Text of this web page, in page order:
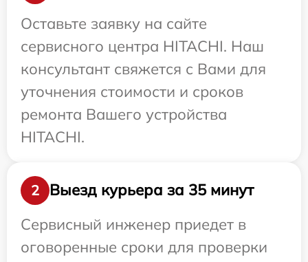
Оставьте заявку на сайте
сервисного центра HITACHI. Наш
консультант свяжется с Вами для
уточнения стоимости и сроков
ремонта Вашего устройства
HITACHI.
2
Выезд курьера за 35 минут
Сервисный инженер приедет в
оговоренные сроки для проверки